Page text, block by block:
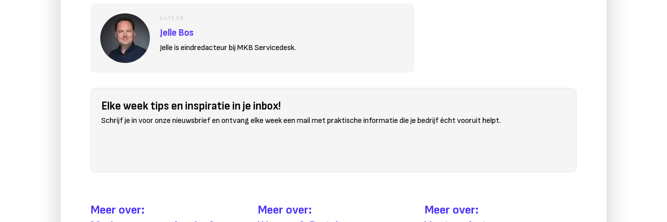
AUTEUR
Jelle Bos
Jelle is eindredacteur bij MKB Servicedesk.
Elke week tips en inspiratie in je inbox!
Schrijf je in voor onze nieuwsbrief en ontvang elke week een mail met praktische informatie die je bedrijf écht vooruit helpt.
Meer over:
Meer over:
Meer over: